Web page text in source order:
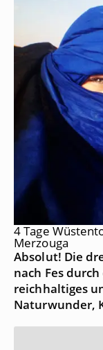
4 Tage
Merzouga
Absolut! Die
nach Fes
reichhaltiges
Naturwunder,